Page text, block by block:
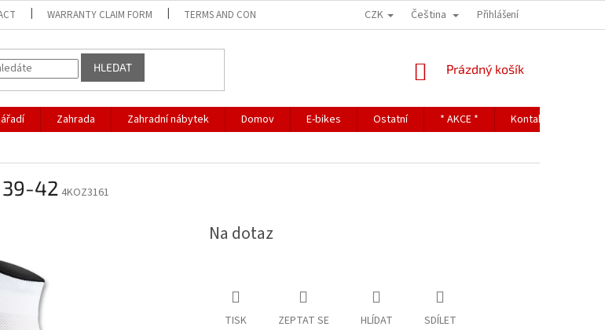
WARRANTY CLAIM FORM TERMS AND CONDITIONS TERMS OF PERSONAL DATA PROTECTION
CZK Čeština Přihlášení
HLEDAT
NÁKUPNÍ
Prázdný košík
Zahrada Zahradní nábytek Domov E-bikes Ostatní * AKCE *
Kontakty
39-42 4KOZ3161
Na dotaz
TISK ZEPTAT SE HLÍDAT SDÍLET